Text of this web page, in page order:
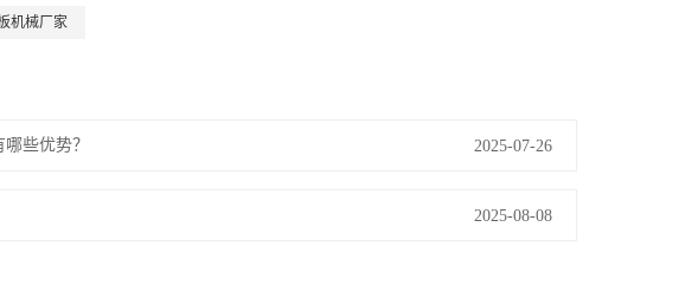
机械厂家
些优势？ 2025-07-26
2025-08-08